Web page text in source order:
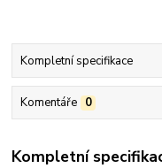
Kompletní specifikace
Komentáře 0
Kompletní